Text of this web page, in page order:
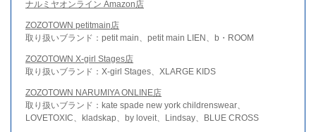
ナルミヤオンライン Amazon店
ZOZOTOWN petitmain店
取り扱いブランド：petit main、petit main LIEN、b・ROOM
ZOZOTOWN X-girl Stages店
取り扱いブランド：X-girl Stages、XLARGE KIDS
ZOZOTOWN NARUMIYA ONLINE店
取り扱いブランド：kate spade new york childrenswear、
LOVETOXIC、kladskap、by loveit、Lindsay、BLUE CROSS